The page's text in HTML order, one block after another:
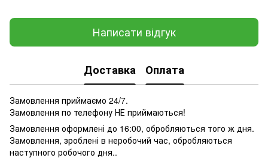
Написати відгук
Доставка Оплата
Замовлення приймаємо 24/7.
Замовлення по телефону НЕ приймаються!
Замовлення оформлені до 16:00, обробляються того ж дня.
Замовлення, зроблені в неробочий час, обробляються
наступного робочого дня..